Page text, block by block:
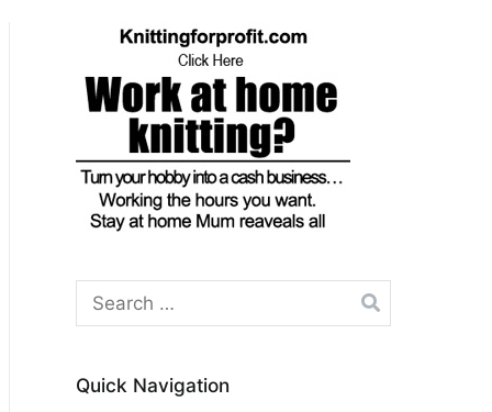
Search
for:
Quick Navigation